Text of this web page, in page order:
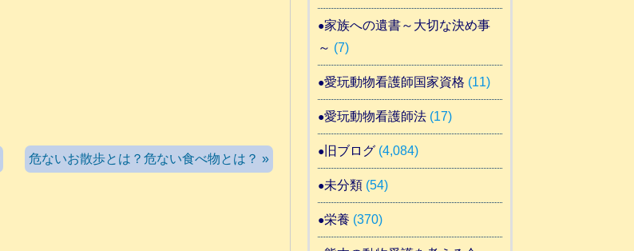
危ないお散歩とは？危ない食べ物とは？ »
家族への遺書～大切な決め事
～ (7)
愛玩動物看護師国家資格 (11)
愛玩動物看護師法(17)
旧ブログ(4,084)
未分類(54)
栄養 (370)